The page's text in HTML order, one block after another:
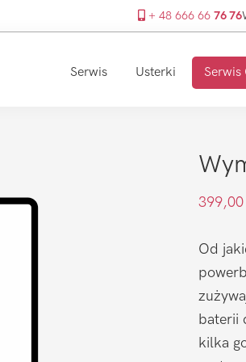
+ 48 666 66 76 76
Serwis Usterki Serwis
399,00
Od
baterii
kilka